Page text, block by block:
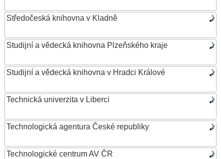
Středočeská knihovna v Kladně
Studijní a vědecká knihovna Plzeňského kraje
Studijní a vědecká knihovna v Hradci Králové
Technická univerzita v Liberci
Technologická agentura České republiky
Technologické centrum AV ČR